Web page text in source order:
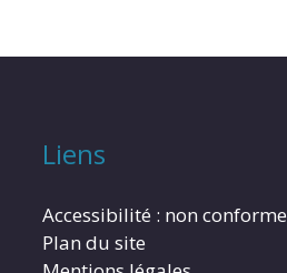
Liens
Accessibilité : non conforme
Plan du site